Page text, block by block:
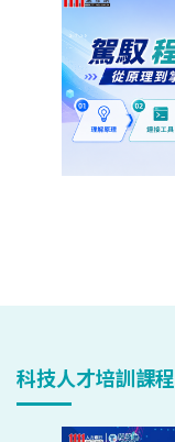
科技人才培訓課程